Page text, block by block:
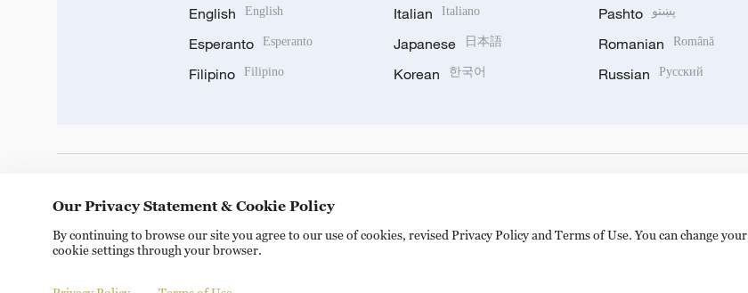
English English
Esperanto Esperanto
Filipino Filipino
Italian Italiano
Japanese 日本語
Korean 한국어
Pashto پښتو
Romanian Română
Russian Русский
Our Privacy Statement & Cookie Policy
By continuing to browse our site you agree to our use of cookies, revised Privacy Policy and Terms of Use. You can change your
cookie settings through your browser.